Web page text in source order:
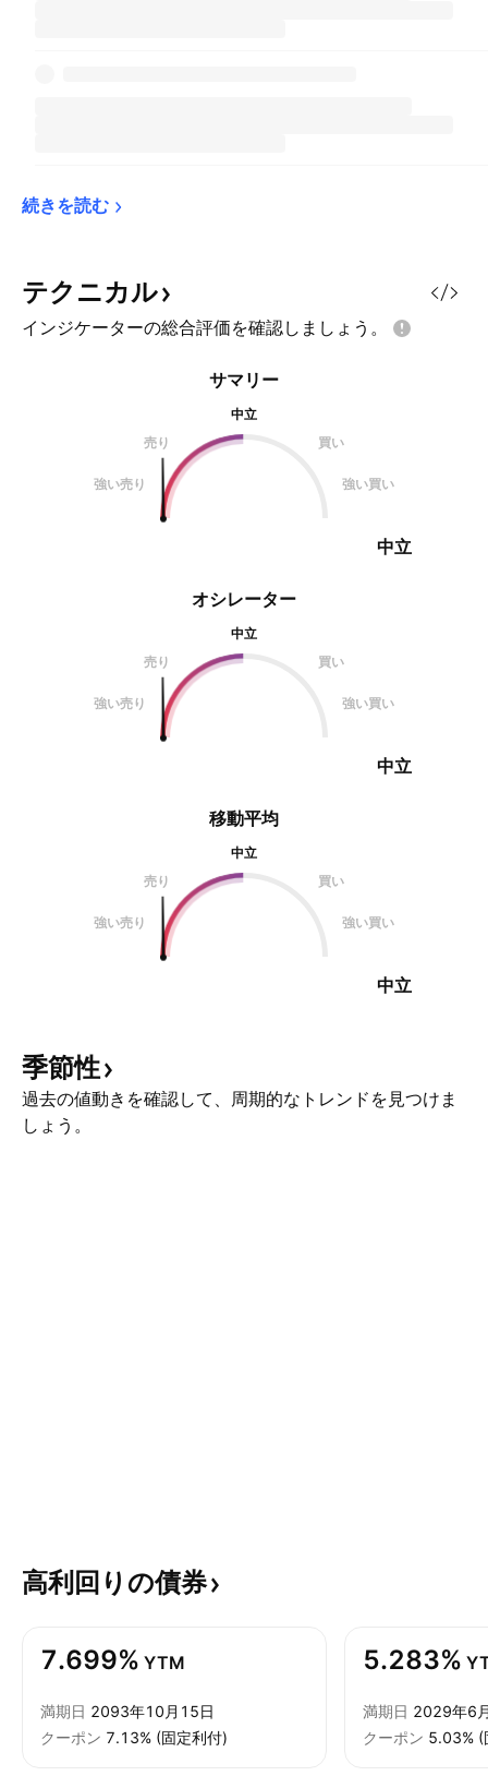
続きを読む
テクニカル
インジケーターの総合評価を確認しましょう。
オシレーター
中立
売り
買い
強い売り 強い買い
中立
サマリー
中立
売り
買い
強い売り 強い買い
中立
移動平均
中立
売り
買い
強い売り 強い買い
中立
季節性
過去の値動きを確認して、周期的なトレンドを見つけま
しょう。
高利回りの債券
7.699% YTM
満期日 2093年10月15日
クーポン 7.13% (固定利付)
5.283%
満期日 2029年6
クーポン 5.03% (